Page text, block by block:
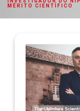
MÉRITO CIENTÍFICO